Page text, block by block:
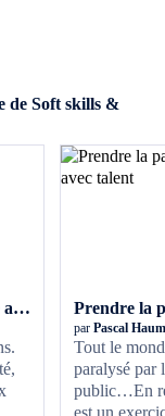
de Soft skills &
Améliorez votre focus et contrôlez votre attention
par Pascal
Tout le
paralysé par
public…En
est un